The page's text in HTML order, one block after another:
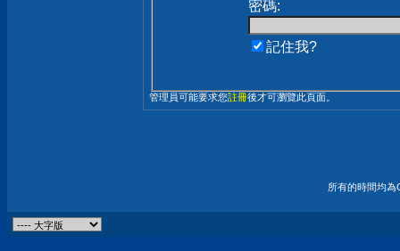
密碼:
記住我?
管理員可能要求您註冊後才可瀏覽此頁面。
所有的時間均為